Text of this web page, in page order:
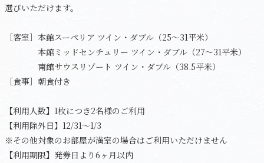
選びいただけます。
［客室］本館スーペリア ツイン・ダブル（25～31平米）
本館ミッドセンチュリー ツイン・ダブル（27～31平米）
南館サウスリゾート ツイン・ダブル（38.5平米）
［食事］朝食付き
【利用人数】1枚につき2名様のご利用
【利用除外日】12/31～1/3
※その他対象のお部屋が満室の場合はご利用いただけません
【利用期限】発券日より6ヶ月以内